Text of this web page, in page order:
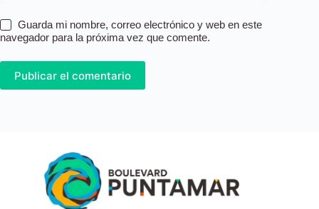
Guarda mi nombre, correo electrónico y web en este
navegador para la próxima vez que comente.
Publicar el comentario